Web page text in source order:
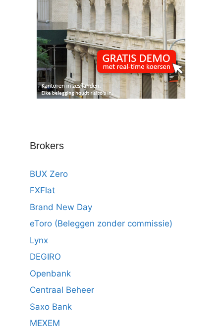
Brokers
BUX Zero
FXFlat
Brand New Day
eToro (Beleggen zonder commissie)
Lynx
DEGIRO
Openbank
Centraal Beheer
Saxo Bank
MEXEM